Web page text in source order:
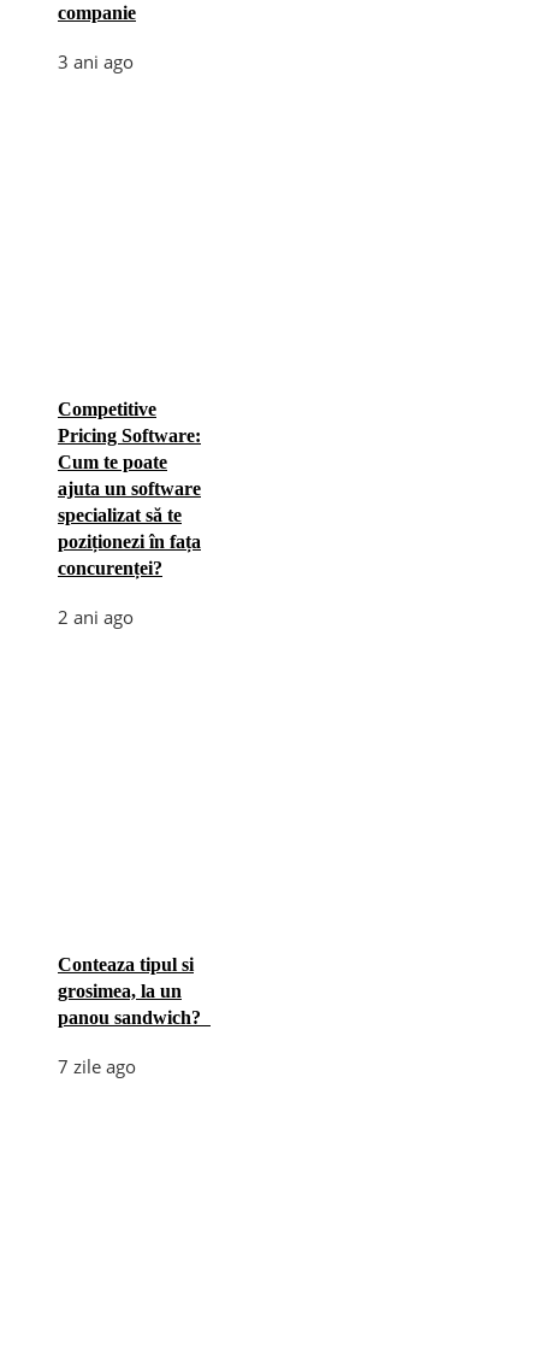
companie
3 ani ago
Competitive
Pricing Software:
Cum te poate
ajuta un software
specializat să te
poziționezi în fața
concurenței?
2 ani ago
Conteaza tipul si
grosimea, la un
panou sandwich?
7 zile ago